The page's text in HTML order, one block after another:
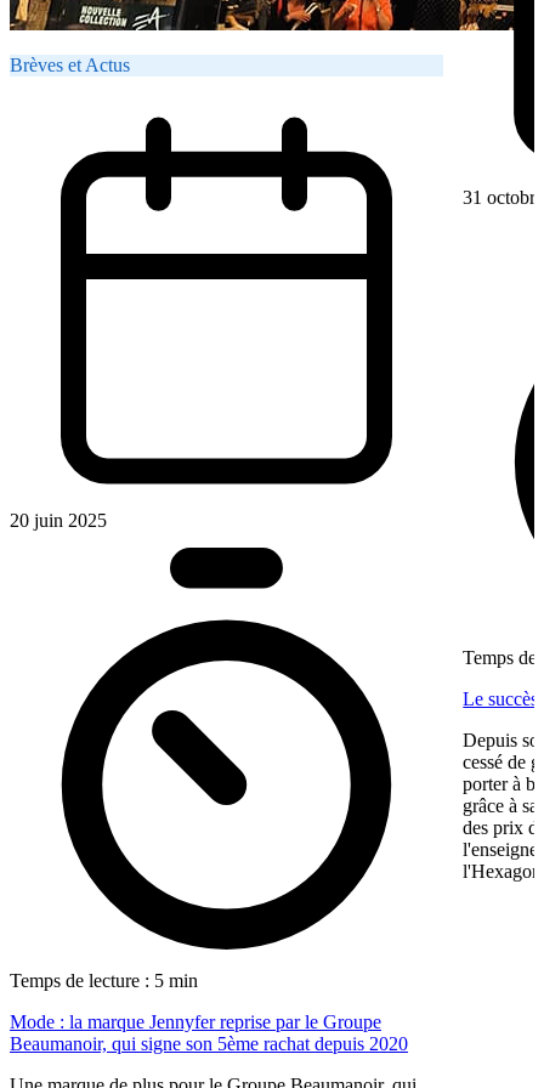
Brèves et Actus
20 juin 2025
Temps de lecture : 5 min
Mode : la marque Jennyfer reprise par le Groupe
Beaumanoir, qui signe son 5ème rachat depuis 2020
31
Temps de
Le succès
Depuis
cessé de
porter à
grâce à
des prix
l'enseigne